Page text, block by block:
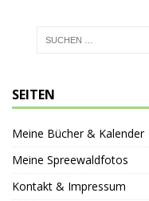
SEITEN
Meine Bücher & Kalender
Meine Spreewaldfotos
Kontakt & Impressum